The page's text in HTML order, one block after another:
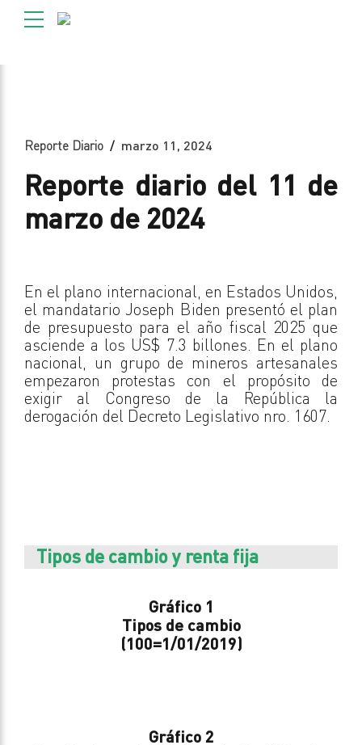
Reporte Diario marzo 11, 2024
Reporte diario del 11 de
marzo de 2024
En el plano internacional, en Estados Unidos,
el mandatario Joseph Biden presentó el plan
de presupuesto para el año fiscal 2025 que
asciende a los US$ 7.3 billones. En el plano
nacional, un grupo de mineros artesanales
empezaron protestas con el propósito de
exigir al Congreso de la República la
derogación del Decreto Legislativo nro. 1607.
Tipos de cambio y renta fija
Gráfico 1
Tipos de cambio
(100=1/01/2019)
Gráfico 2